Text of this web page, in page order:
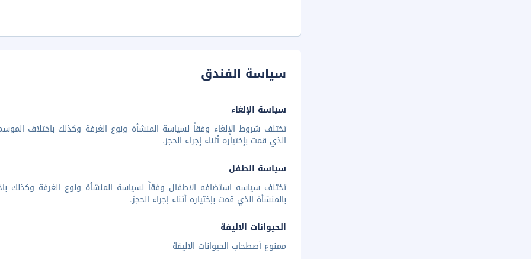
سياسة الفندق
سياسة الإلغاء
تختلف شروط الإلغاء وفقاً لسياسة المنشأة ونوع الغرفة وكذلك باختلاف
الذي قمت بإختياره أثناء إجراء الحجز.
سياسة الطفل
تختلف سياسه استضافه الاطفال وفقاً لسياسة المنشأة ونوع الغرفة وكذلك
بالمنشأة الذي قمت بإختياره أثناء إجراء الحجز.
الحيوانات الاليفة
ممنوع أصطحاب الحيوانات الاليفة